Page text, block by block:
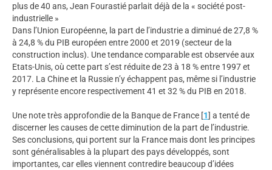
plus de 40 ans, Jean Fourastié parlait déjà de la « société post-
industrielle »
Dans l’Union Européenne, la part de l’industrie a diminué de 27,8 %
à 24,8 % du PIB européen entre 2000 et 2019 (secteur de la
construction inclus). Une tendance comparable est observée aux
Etats-Unis, où cette part s’est réduite de 23 à 18 % entre 1997 et
2017. La Chine et la Russie n’y échappent pas, même si l’industrie
y représente encore respectivement 41 et 32 % du PIB en 2018.
Une note très approfondie de la Banque de France [1] a tenté de
discerner les causes de cette diminution de la part de l’industrie.
Ses conclusions, qui portent sur la France mais dont les principes
sont généralisables à la plupart des pays développés, sont
importantes, car elles viennent contredire beaucoup d’idées